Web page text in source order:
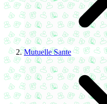
Mutuelle Sante